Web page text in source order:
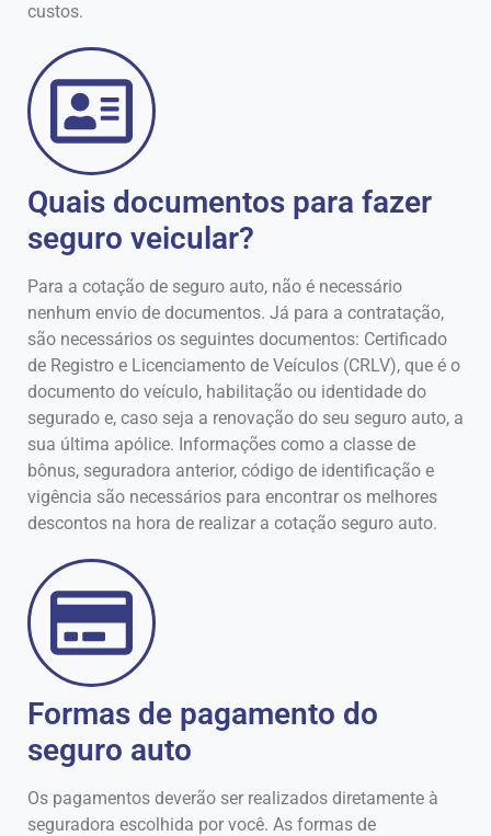
custos.
Quais documentos para fazer
seguro veicular?
Para a cotação de seguro auto, não é necessário
nenhum envio de documentos. Já para a contratação,
são necessários os seguintes documentos: Certificado
de Registro e Licenciamento de Veículos (CRLV), que é o
documento do veículo, habilitação ou identidade do
segurado e, caso seja a renovação do seu seguro auto, a
sua última apólice. Informações como a classe de
bônus, seguradora anterior, código de identificação e
vigência são necessários para encontrar os melhores
descontos na hora de realizar a cotação seguro auto.
Formas de pagamento do
seguro auto
Os pagamentos deverão ser realizados diretamente à
seguradora escolhida por você. As formas de